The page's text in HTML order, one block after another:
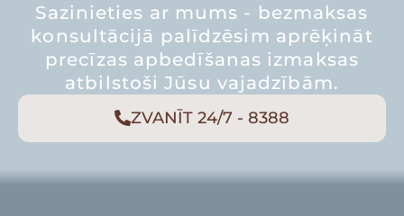
Sazinieties ar mums - bezmaksas
konsultācijā palīdzēsim aprēķināt
precīzas apbedīšanas izmaksas
atbilstoši Jūsu vajadzībām.
ZVANĪT 24/7 - 8388